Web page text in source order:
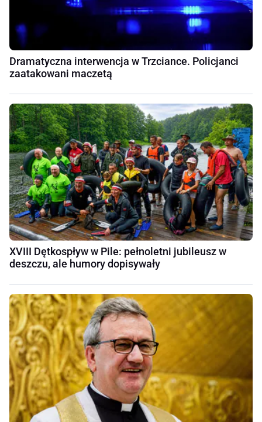
Dramatyczna interwencja w Trzciance. Policjanci
zaatakowani maczetą
XVIII Dętkospływ w Pile: pełnoletni jubileusz w
deszczu, ale humory dopisywały